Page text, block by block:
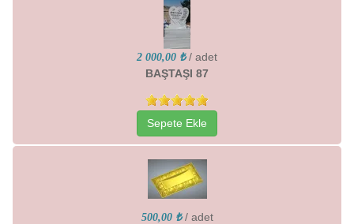
2 000,00 ₺ / adet
BAŞTAŞI 87
Sepete Ekle
500,00 ₺ / adet